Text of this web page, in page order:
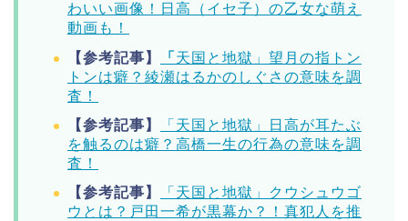
わいい画像！日高（イセ子）の乙女な萌え
動画も！
【参考記事】
「 天国と地獄」望月の指トン
トンは癖？綾瀬はるかのしぐさの意味を調
査！
【参考記事】
「天国と地獄」日高が耳たぶ
を触るのは癖？高橋一生の行為の意味を調
査！
【参考記事】
「天国と地獄」クウシュウゴ
ウとは？戸田一希が黒幕か？！真犯人を推